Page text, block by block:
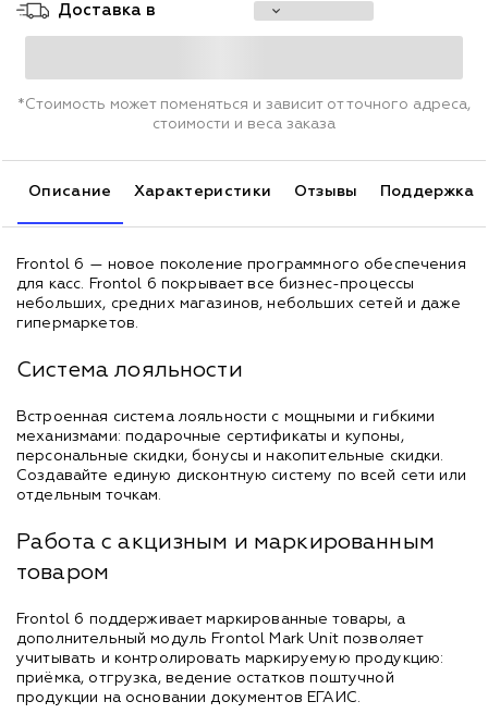
Доставка в
*Стоимость может поменяться и зависит от точного адреса,
стоимости и веса заказа
Описание Характеристики Отзывы Поддержка
Frontol 6 — новое поколение программного обеспечения
для касс. Frontol 6 покрывает все бизнес-процессы
небольших, средних магазинов, небольших сетей и даже
гипермаркетов.
Система лояльности
Встроенная система лояльности с мощными и гибкими
механизмами: подарочные сертификаты и купоны,
персональные скидки, бонусы и накопительные скидки.
Создавайте единую дисконтную систему по всей сети или
отдельным точкам.
Работа с акцизным и маркированным
товаром
Frontol 6 поддерживает маркированные товары, а
дополнительный модуль Frontol Mark Unit позволяет
учитывать и контролировать маркируемую продукцию:
приёмка, отгрузка, ведение остатков поштучной
продукции на основании документов ЕГАИС.